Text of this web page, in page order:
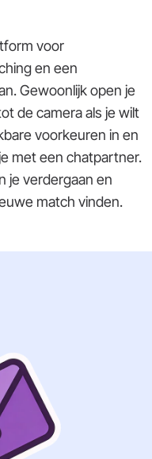
voor
en een
Gewoonlijk open je
de camera als je wilt
voorkeuren in en
met een chatpartner.
je verdergaan en
match vinden.